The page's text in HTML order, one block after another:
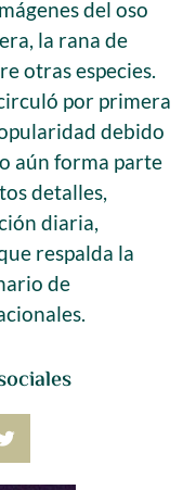
del oso
la rana de
otras especies.
por primera
debido
aún forma parte
detalles,
diaria,
respalda la
de